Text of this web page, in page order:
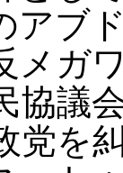
ブ
メガ
協議
党を